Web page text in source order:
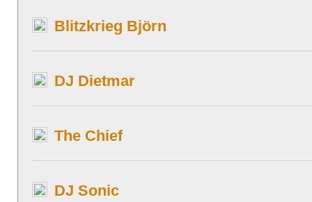
Blitzkrieg Björn
DJ Dietmar
The Chief
DJ Sonic